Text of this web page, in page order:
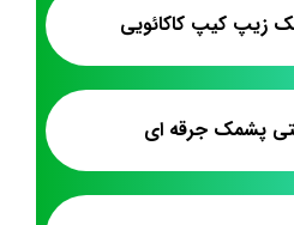
کیپ کاکائویی
پشمک جرقه ای